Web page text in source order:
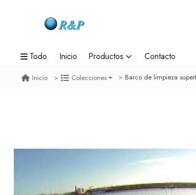
Todo Inicio Productos Contacto
Inicio Colecciones Barco de limpieza